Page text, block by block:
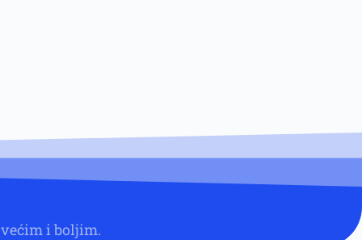
i boljim.